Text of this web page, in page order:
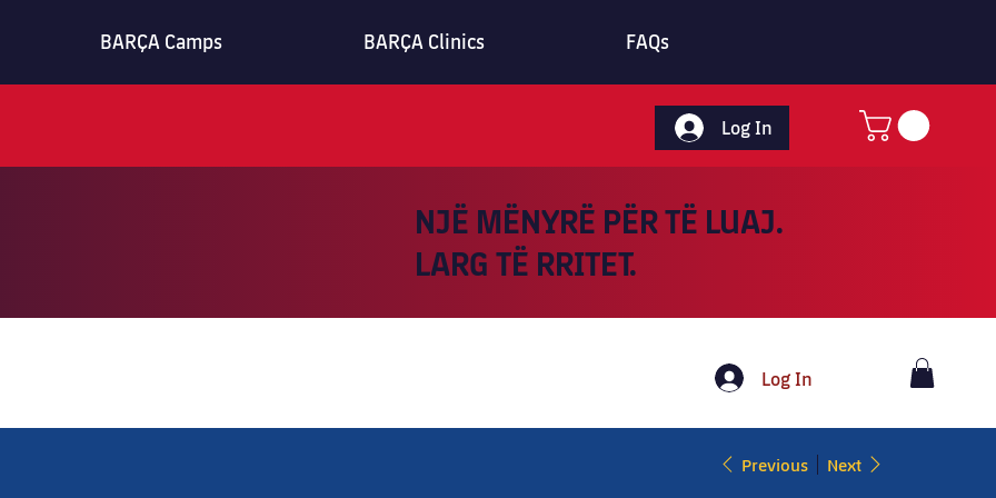
Log In
NJË MËNYRË PËR TË LUAJ.
LARG TË RRITET.
Log In
BARÇA Camps BARÇA Clinics FAQs
Previous Next